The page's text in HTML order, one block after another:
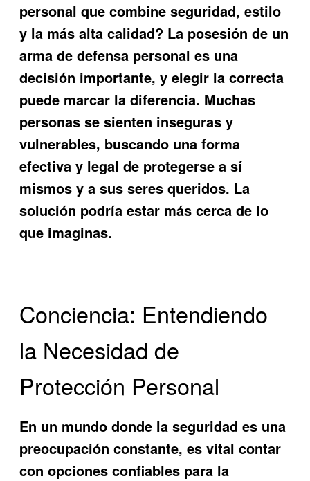
personal que combine seguridad, estilo
y la más alta calidad? La posesión de un
arma de defensa personal es una
decisión importante, y elegir la correcta
puede marcar la diferencia. Muchas
personas se sienten inseguras y
vulnerables, buscando una forma
efectiva y legal de protegerse a sí
mismos y a sus seres queridos. La
solución podría estar más cerca de lo
que imaginas.
Conciencia: Entendiendo
la Necesidad de
Protección Personal
En un mundo donde la seguridad es una
preocupación constante, es vital contar
con opciones confiables para la